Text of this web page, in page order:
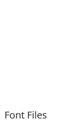
Font Files